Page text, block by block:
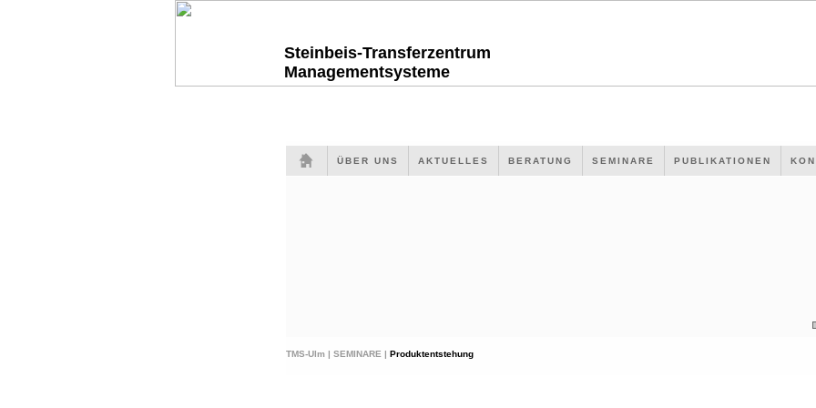
Steinbeis-Transferzentrum
Managementsysteme
ÜBER UNS AKTUELLES BERATUNG SEMINARE PUBLIKATIONEN
TMS-Ulm | SEMINARE | Produktentstehung